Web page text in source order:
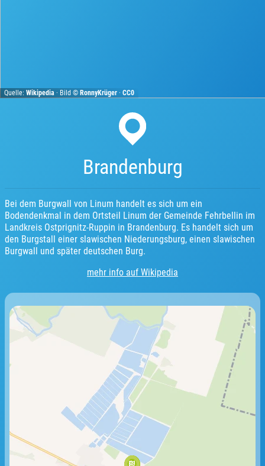
Quelle:Wikipedia · Bild ©RonnyKrüger ·CC0
Brandenburg
Bei dem Burgwall von Linum handelt es sich um ein
Bodendenkmal in dem Ortsteil Linum der Gemeinde Fehrbellin im
Landkreis Ostprignitz-Ruppin in Brandenburg. Es handelt sich um
den Burgstall einer slawischen Niederungsburg, einen slawischen
Burgwall und später deutschen Burg.
mehr info auf Wikipedia